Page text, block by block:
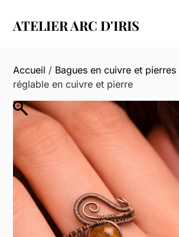
ATELIER ARC D'IRIS
Accueil / Bagues en cuivre et pierres
réglable en cuivre et pierre